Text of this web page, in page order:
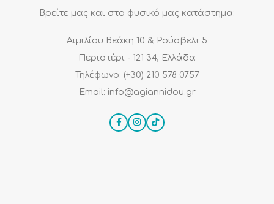
Βρείτε μας και στο φυσικό μας κατάστημα:
Αιμιλίου Βεάκη 10 & Ρούσβελτ 5
Περιστέρι - 121 34, Ελλάδα
Τηλέφωνο: (+30) 210 578 0757
Email: info@agiannidou.gr